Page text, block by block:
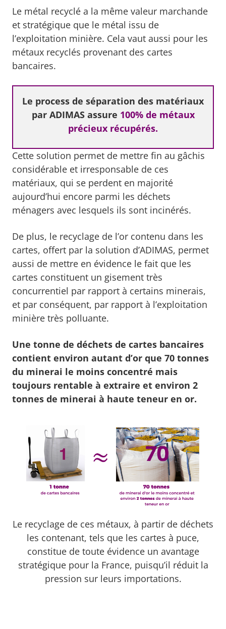
Le métal recyclé a la même valeur marchande
et stratégique que le métal issu de
l’exploitation minière. Cela vaut aussi pour les
métaux recyclés provenant des cartes
bancaires.
Le process de séparation des matériaux
par ADIMAS assure 100% de métaux
précieux récupérés.
Cette solution permet de mettre fin au gâchis
considérable et irresponsable de ces
matériaux, qui se perdent en majorité
aujourd’hui encore parmi les déchets
ménagers avec lesquels ils sont incinérés.
De plus, le recyclage de l’or contenu dans les
cartes, offert par la solution d’ADIMAS, permet
aussi de mettre en évidence le fait que les
cartes constituent un gisement très
concurrentiel par rapport à certains minerais,
et par conséquent, par rapport à l’exploitation
minière très polluante.
Une tonne de déchets de cartes bancaires
contient environ autant d’or que 70 tonnes
du minerai le moins concentré mais
toujours rentable à extraire et environ 2
tonnes de minerai à haute teneur en or.
Le recyclage de ces métaux, à partir de déchets
les contenant, tels que les cartes à puce,
constitue de toute évidence un avantage
stratégique pour la France, puisqu’il réduit la
pression sur leurs importations.